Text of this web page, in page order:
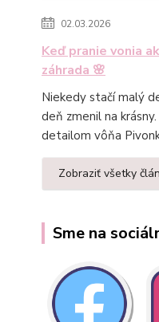
02.03.2026
Keď pranie vonia
záhrada 🌸
Niekedy stačí malý
deň zmenil na
detailom vôňa
Zobraziť všetky
Sme na